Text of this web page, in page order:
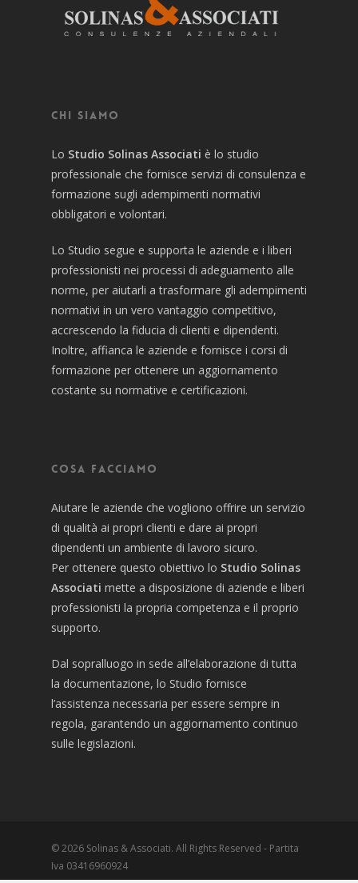
Chi siamo
Lo Studio Solinas Associati è lo studio
professionale che fornisce servizi di consulenza e
formazione sugli adempimenti normativi
obbligatori e volontari.
Lo Studio segue e supporta le aziende e i liberi
professionisti nei processi di adeguamento alle
norme, per aiutarli a trasformare gli adempimenti
normativi in un vero vantaggio competitivo,
accrescendo la fiducia di clienti e dipendenti.
Inoltre, affianca le aziende e fornisce i corsi di
formazione per ottenere un aggiornamento
costante su normative e certificazioni.
Cosa facciamo
Aiutare le aziende che vogliono offrire un servizio
di qualità ai propri clienti e dare ai propri
dipendenti un ambiente di lavoro sicuro.
Per ottenere questo obiettivo lo Studio Solinas
Associati mette a disposizione di aziende e liberi
professionisti la propria competenza e il proprio
supporto.
Dal sopralluogo in sede all’elaborazione di tutta
la documentazione, lo Studio fornisce
l’assistenza necessaria per essere sempre in
regola, garantendo un aggiornamento continuo
sulle legislazioni.
© 2026 Solinas & Associati. All Rights Reserved - Partita
Iva 03416960924